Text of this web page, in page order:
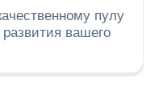
пулу
вашего